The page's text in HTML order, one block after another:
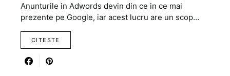
Anunturile in Adwords devin din ce in ce mai
prezente pe Google, iar acest lucru are un scop…
CITESTE